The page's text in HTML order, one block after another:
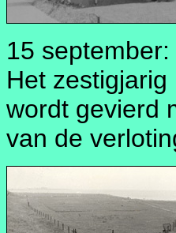
15 september:
Het
wordt gevierd
van de